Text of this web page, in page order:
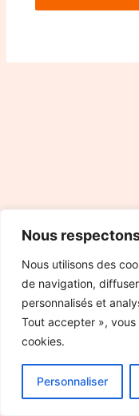
Nous
Nous utilisons des
de navigation,
personnalisés et
Tout accepter »,
cookies.
Personnaliser